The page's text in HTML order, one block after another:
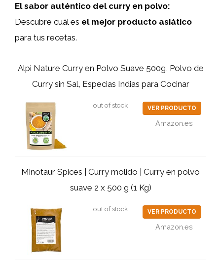
El sabor auténtico del curry en polvo:
Descubre cuál es el mejor producto asiático
para tus recetas.
Alpi Nature Curry en Polvo Suave 500g, Polvo de
Curry sin Sal, Especias Indias para Cocinar
out of stock VER PRODUCTO
Amazon.es
Minotaur Spices | Curry molido | Curry en polvo
suave 2 x 500 g (1 Kg)
out of stock VER PRODUCTO
Amazon.es